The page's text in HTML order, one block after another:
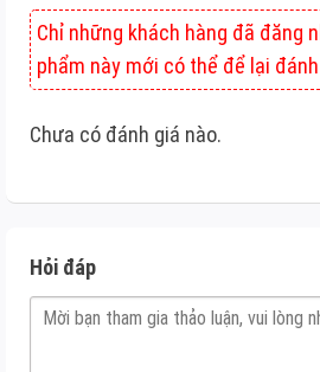
Chỉ những khách hàng đã đăng
phẩm này mới có thể để lại
Chưa có đánh giá nào.
Hỏi đáp